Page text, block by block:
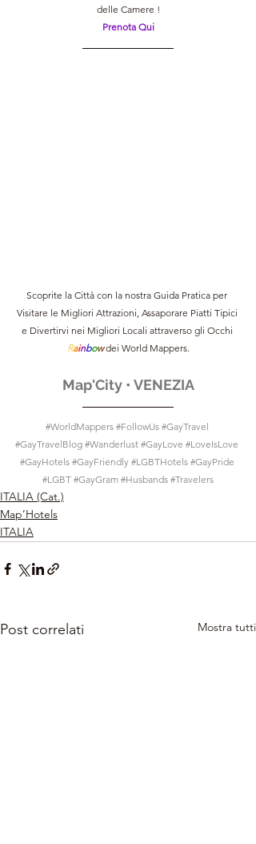
delle Camere !
Prenota Qui
Scoprite la Città con la nostra Guida Pratica per
Visitare le Migliori Attrazioni, Assaporare Piatti Tipici
e Divertirvi nei Migliori Locali attraverso gli Occhi
Rainbow dei World Mappers.
Map'City • VENEZIA
#WorldMappers #FollowUs #GayTravel
#GayTravelBlog #Wanderlust #GayLove #LoveIsLove
#GayHotels #GayFriendly #LGBTHotels #GayPride
#LGBT #GayGram #Husbands #Travelers
ITALIA (Cat.)
Map’Hotels
ITALIA
Post correlati Mostra tutti